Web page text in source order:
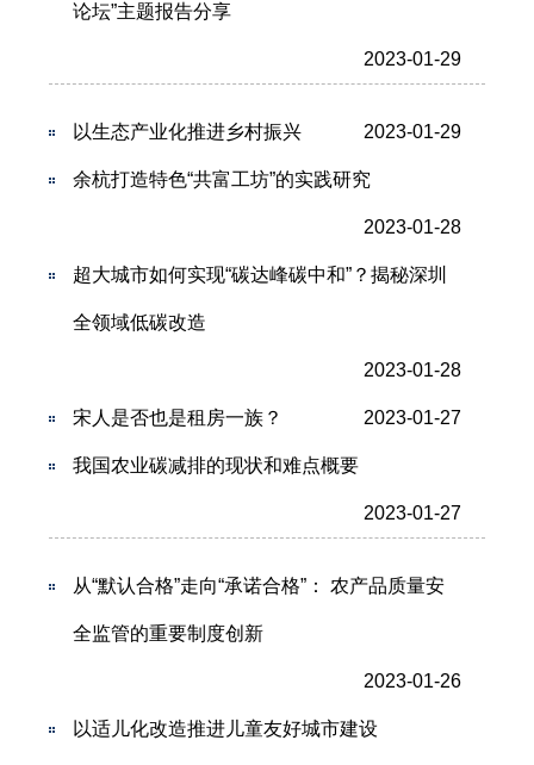
论坛”主题报告分享
2023-01-29
以生态产业化推进乡村振兴 2023-01-29
余杭打造特色“共富工坊”的实践研究
2023-01-28
超大城市如何实现“碳达峰碳中和”？揭秘深圳
全领域低碳改造
2023-01-28
宋人是否也是租房一族？ 2023-01-27
我国农业碳减排的现状和难点概要
2023-01-27
从“默认合格”走向“承诺合格”： 农产品质量安
全监管的重要制度创新
2023-01-26
以适儿化改造推进儿童友好城市建设